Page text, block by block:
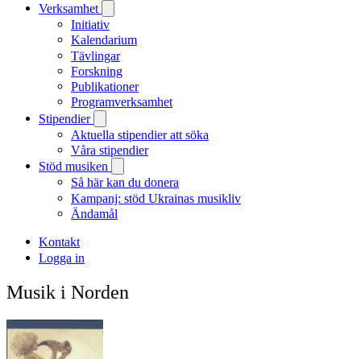
Verksamhet
Initiativ
Kalendarium
Tävlingar
Forskning
Publikationer
Programverksamhet
Stipendier
Aktuella stipendier att söka
Våra stipendier
Stöd musiken
Så här kan du donera
Kampanj: stöd Ukrainas musikliv
Ändamål
Kontakt
Logga in
Musik i Norden